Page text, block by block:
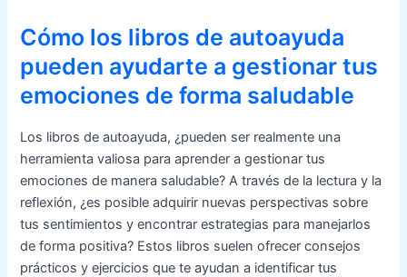
Cómo los libros de autoayuda
pueden ayudarte a gestionar tus
emociones de forma saludable
Los libros de autoayuda, ¿pueden ser realmente una
herramienta valiosa para aprender a gestionar tus
emociones de manera saludable? A través de la lectura y la
reflexión, ¿es posible adquirir nuevas perspectivas sobre
tus sentimientos y encontrar estrategias para manejarlos
de forma positiva? Estos libros suelen ofrecer consejos
prácticos y ejercicios que te ayudan a identificar tus